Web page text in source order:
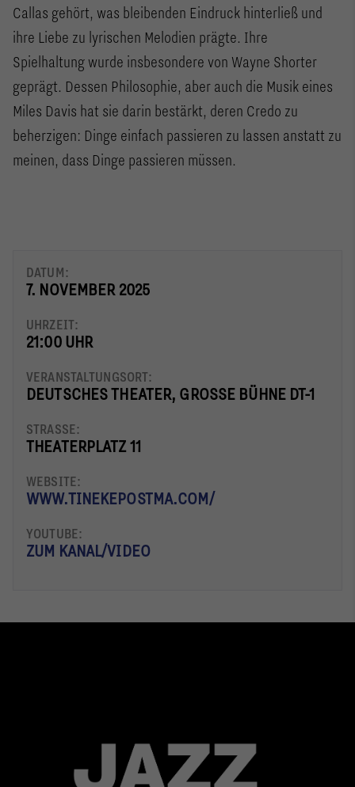
Callas gehört, was bleibenden Eindruck hinterließ und
ihre Liebe zu lyrischen Melodien prägte. Ihre
Spielhaltung wurde insbesondere von Wayne Shorter
geprägt. Dessen Philosophie, aber auch die Musik eines
Miles Davis hat sie darin bestärkt, deren Credo zu
beherzigen: Dinge einfach passieren zu lassen anstatt zu
meinen, dass Dinge passieren müssen.
DATUM:
7. NOVEMBER 2025
UHRZEIT:
21:00 UHR
VERANSTALTUNGSORT:
DEUTSCHES THEATER, GROSSE BÜHNE DT-1
STRASSE:
THEATERPLATZ 11
WEBSITE:
WWW.TINEKEPOSTMA.COM/
YOUTUBE:
ZUM KANAL/VIDEO